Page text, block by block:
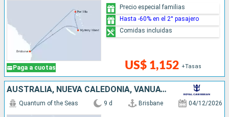
Paga a cuotas US$ 1,152 +Tasas
Precio especial familias
Hasta -60% en el 2° pasajero
Comidas incluidas
AUSTRALIA, NUEVA CALEDONIA, VANUATU
Quantum of the Seas 9 d Brisbane 04/12/2026